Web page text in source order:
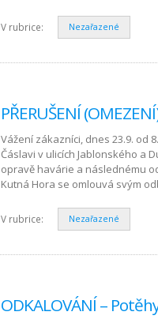
V rubrice: Nezařazené
PŘERUŠENÍ
Vážení zákazníci, dnes 23.9.
Čáslavi v ulicích Jablonského a
opravě havárie a následnému
Kutná Hora se omlouvá svým
V rubrice: Nezařazené
ODKALOVÁNÍ –